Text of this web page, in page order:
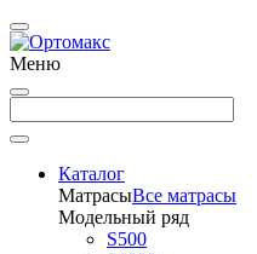
Меню
Каталог
МатрасыВсе матрасы
Модельный ряд
S500